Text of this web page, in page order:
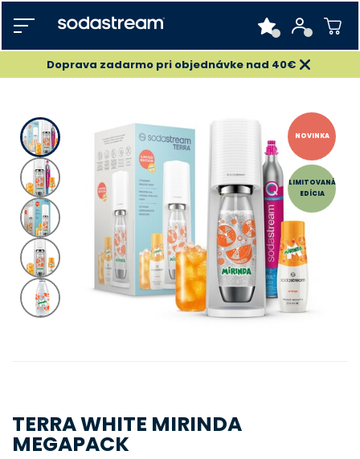
Doprava zadarmo pri objednávke nad 40€
NOVINKA
LIMITOVANÁ
EDÍCIA
TERRA WHITE MIRINDA
MEGAPACK